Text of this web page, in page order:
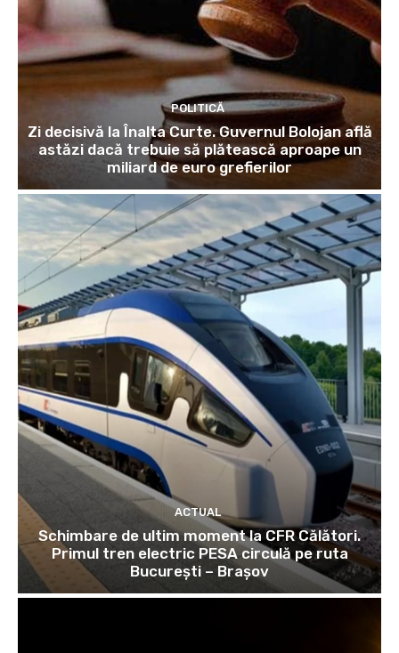
POLITICĂ
Zi decisivă la Înalta Curte. Guvernul Bolojan află
astăzi dacă trebuie să plătească aproape un
miliard de euro grefierilor
ACTUAL
Schimbare de ultim moment la CFR Călători.
Primul tren electric PESA circulă pe ruta
București – Brașov